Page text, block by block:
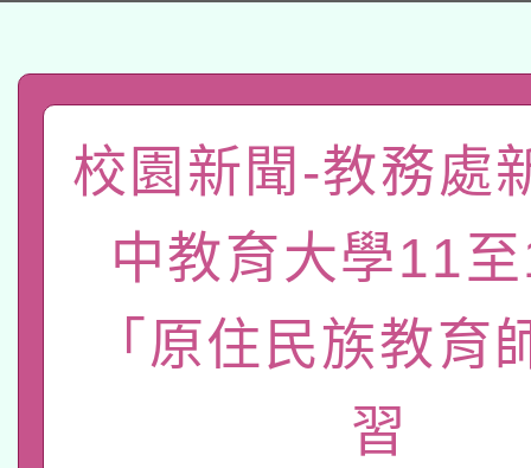
礎課程
A3數位素養講師名單
「數位內容與教學軟
pilot」
有關大陸委員會函釋公
薪期間赴陸應申請許可
轉知經濟部水利署委託
業技術研究院辦理「
115年8月22日(星期六
桃園市孔廟祈福系列
2026年桃園地景藝術
本校115學年度第2次
校園新聞-教務處
中教育大學11
「原住民族教育
習